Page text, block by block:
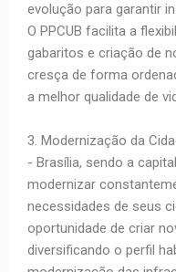
evolução para garantir
O PPCUB facilita a
gabaritos e criação de
cresça de forma
a melhor qualidade de
3. Modernização da
- Brasília, sendo a
modernizar
necessidades de seus
oportunidade de criar
diversificando o perfil